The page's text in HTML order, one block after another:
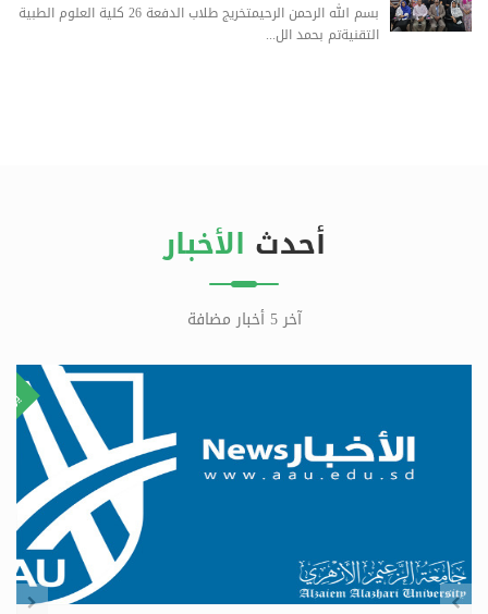
بسم الله الرحمن الرحيمتخريج طلاب الدفعة 26 كلية العلوم الطبية
التقنيةتم بحمد الل...
أحدث الأخبار
آخر 5 أخبار مضافة